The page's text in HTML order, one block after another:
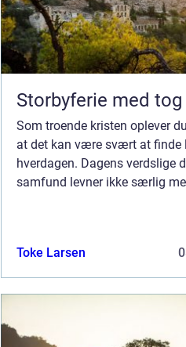
Storbyferie med tog
Som troende kristen oplever
at det kan være svært at finde
hverdagen. Dagens verdslige
samfund levner ikke særlig
Toke Larsen